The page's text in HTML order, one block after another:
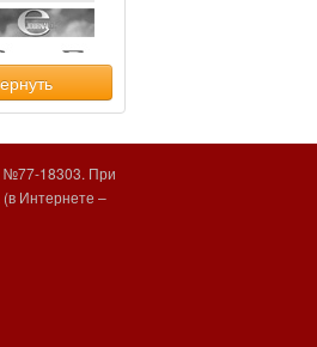
№77-18303. При
Интернете –